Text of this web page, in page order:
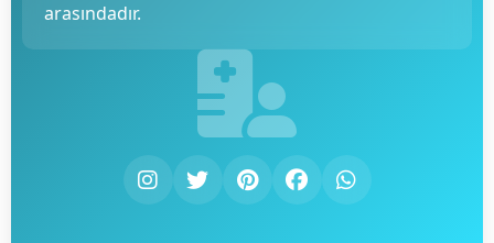
arasındadır.